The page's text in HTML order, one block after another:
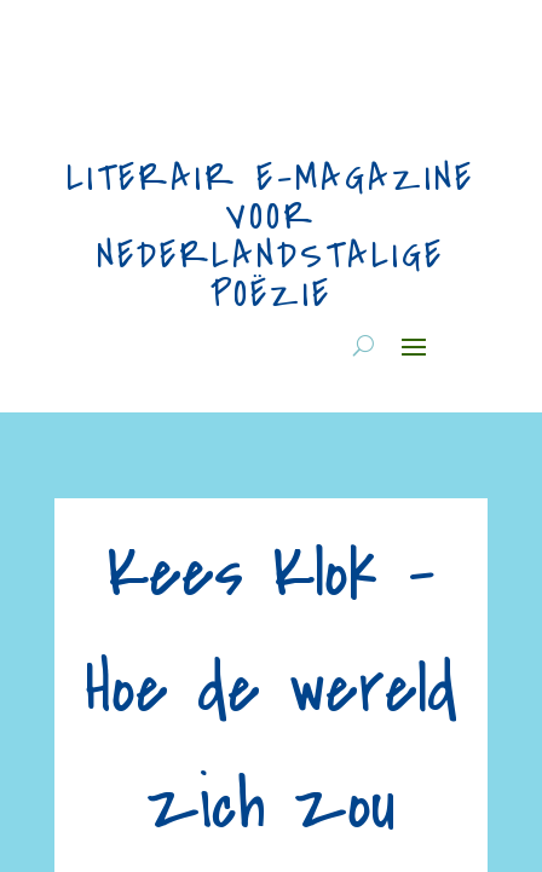
LITERAIR E-MAGAZINE
VOOR
NEDERLANDSTALIGE
POËZIE
Kees Klok –
Hoe de wereld
zich zou